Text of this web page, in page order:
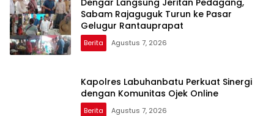
Dengar Langsung Jeritan Pedagang,
Sabam Rajaguguk Turun ke Pasar
Gelugur Rantauprapat
Berita Agustus 7, 2026
Kapolres Labuhanbatu Perkuat Sinergi
dengan Komunitas Ojek Online
Berita Agustus 7, 2026